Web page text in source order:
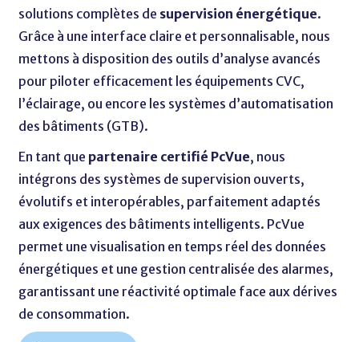
solutions complètes de supervision énergétique.
Grâce à une interface claire et personnalisable, nous
mettons à disposition des outils d’analyse avancés
pour piloter efficacement les équipements CVC,
l’éclairage, ou encore les systèmes d’automatisation
des bâtiments (GTB).
En tant que partenaire certifié PcVue, nous
intégrons des systèmes de supervision ouverts,
évolutifs et interopérables, parfaitement adaptés
aux exigences des bâtiments intelligents. PcVue
permet une visualisation en temps réel des données
énergétiques et une gestion centralisée des alarmes,
garantissant une réactivité optimale face aux dérives
de consommation.